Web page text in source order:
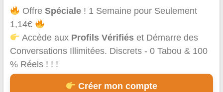
OffreSpéciale ! 1 Semaine pour Seulement
1,14€
Accède aux Profils Vérifiés et Démarre des
Conversations Illimitées. Discrets - 0 Tabou & 100
% Réels ! ! !
Créer mon compte